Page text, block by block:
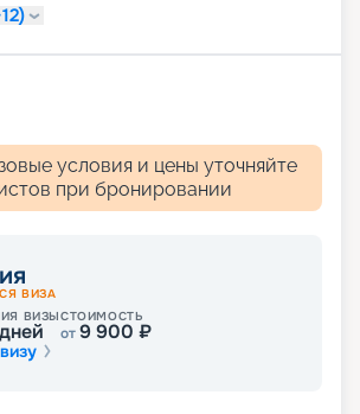
условия и цены уточняйте
при бронировании
ВИЗА
ВИЗЫСТОИМОСТЬ
от9 900 ₽